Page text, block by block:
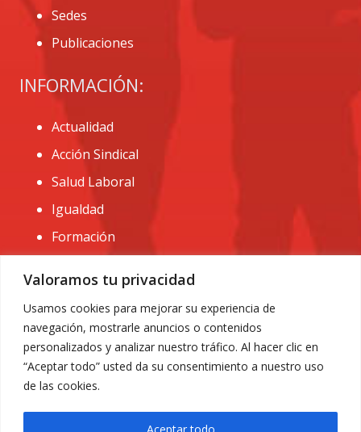
Valoramos tu privacidad
Usamos cookies para mejorar su experiencia de
navegación, mostrarle anuncios o contenidos
personalizados y analizar nuestro tráfico. Al hacer clic en
“Aceptar todo” usted da su consentimiento a nuestro uso
de las cookies.
Aceptar todo
Sedes
Publicaciones
INFORMACIÓN:
Actualidad
Acción Sindical
Salud Laboral
Igualdad
Formación
CONTACTO:
administracion@usomurcia.org
968 25 01 20
C/ Huerto de las bombas nº6. 30009 Murcia